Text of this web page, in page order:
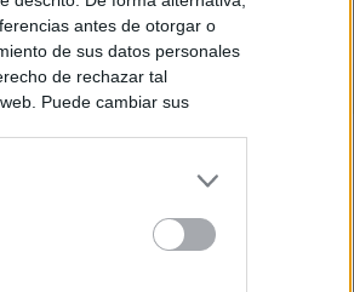
antes de otorgar o
de sus datos personales
de rechazar tal
Puede cambiar sus